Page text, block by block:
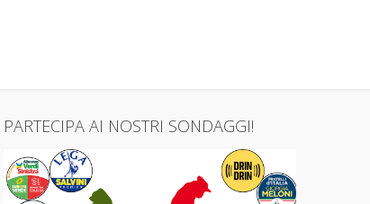
PARTECIPA AI NOSTRI SONDAGGI!